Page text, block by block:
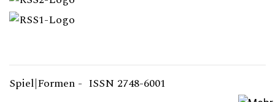
Spiel|Formen - ISSN 2748-6001